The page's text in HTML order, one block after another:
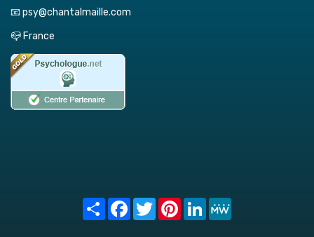
📧 psy@chantalmaille.com
📪 France
Share FacebookTwitterPinterest
LinkedIn